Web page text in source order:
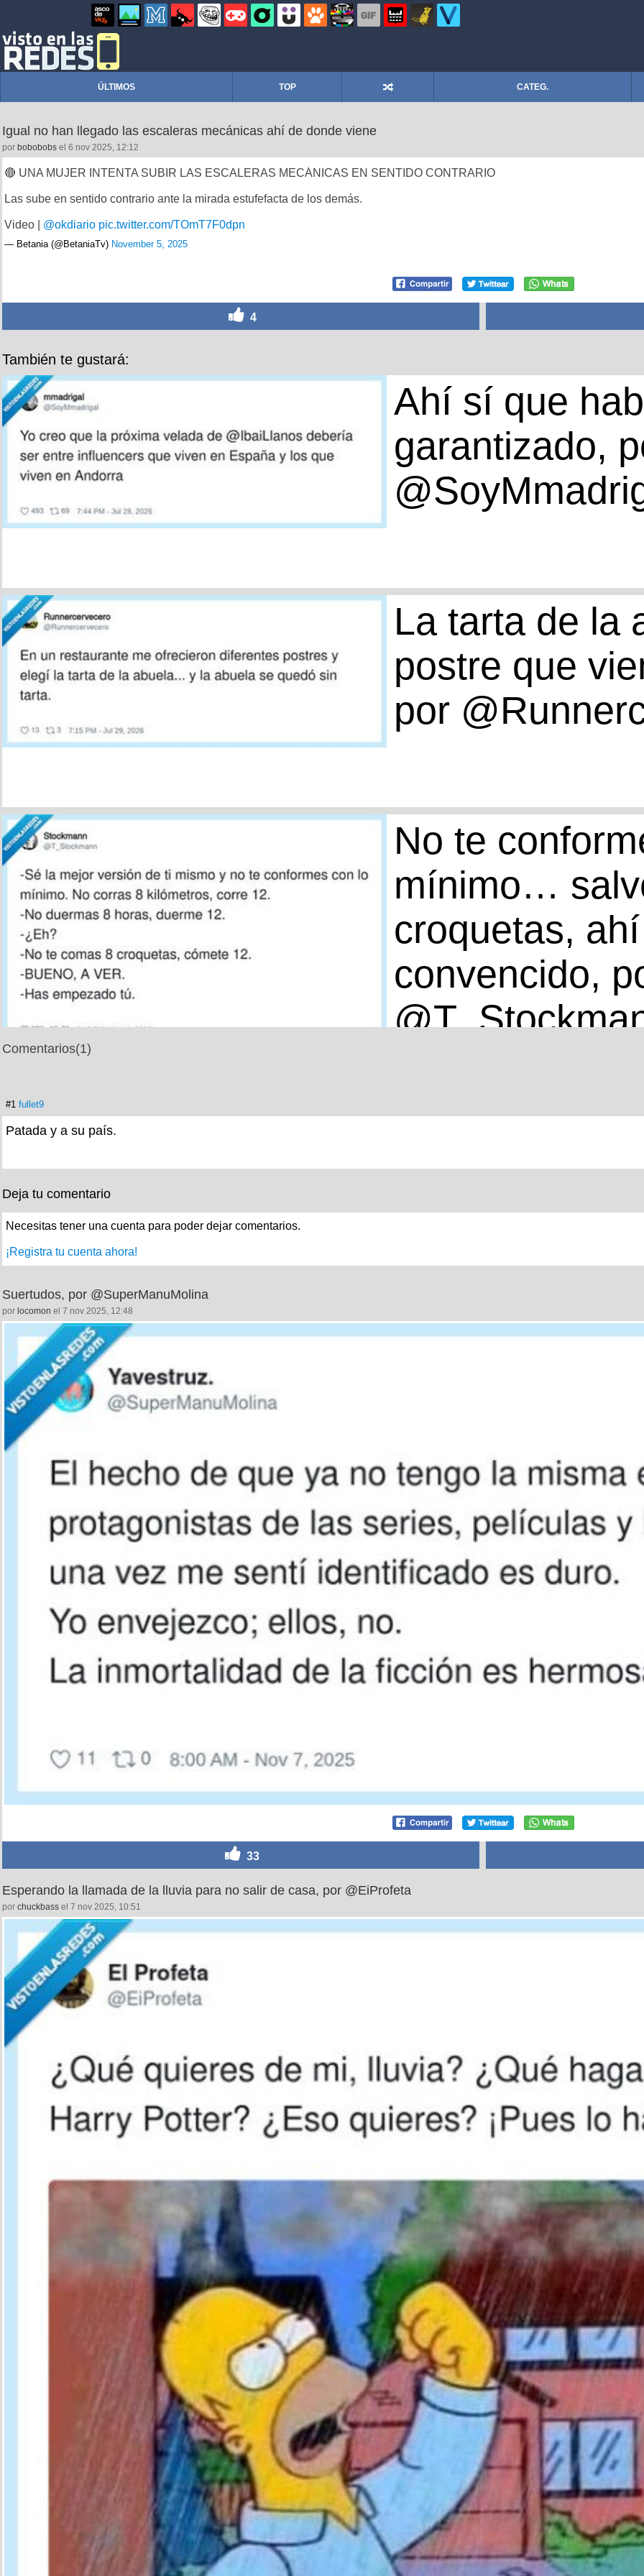
ÚLTIMOS TOP CATEG.
Igual no han llegado las escaleras mecánicas ahí de donde viene
por bobobobs el 6 nov 2025, 12:12
🔴 UNA MUJER INTENTA SUBIR LAS ESCALERAS MECÁNICAS EN SENTIDO CONTRARIO
Las sube en sentido contrario ante la mirada estufefacta de los demás.
Video | @okdiario pic.twitter.com/TOmT7F0dpn
— Betania (@BetaniaTv) November 5, 2025
4
También te gustará:
Ahí sí que
garantizado,
La tarta de la
postre que
por
No te
mínimo…
croquetas,
convencido,
Comentarios(1)
#1 fullet9
Patada y a su país.
Deja tu comentario
Necesitas tener una cuenta para poder dejar comentarios.
¡Registra tu cuenta ahora!
Suertudos, por @SuperManuMolina
por locomon el 7 nov 2025, 12:48
33
Esperando la llamada de la lluvia para no salir de casa, por @EiProfeta
por chuckbass el 7 nov 2025, 10:51